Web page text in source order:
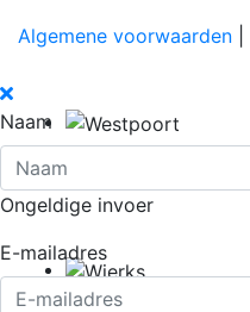
Algemene voorwaarden
Naam
Ongeldige invoer
E-mailadres